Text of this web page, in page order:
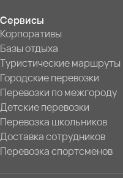
Сервисы
Корпоративы
Базы отдыха
Туристические маршруты
Городские перевозки
Перевозки по межгороду
Детские перевозки
Перевозка школьников
Доставка сотрудников
Перевозка спортсменов